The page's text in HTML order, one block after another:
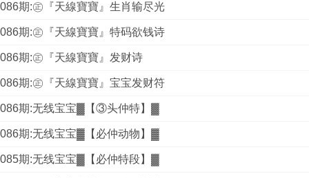
086期:㊣『天線寶寶』生肖输尽光
086期:㊣『天線寶寶』特码欲钱诗
086期:㊣『天線寶寶』发财诗
086期:㊣『天線寶寶』宝宝发财符
086期:无线宝宝▓【③头仲特】▓
086期:无线宝宝▓【必仲动物】▓
085期:无线宝宝▓【必仲特段】▓